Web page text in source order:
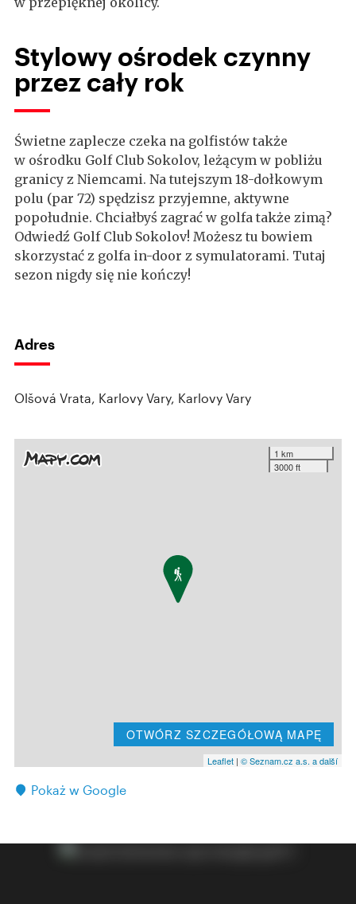
Stylowy ośrodek czynny
przez cały rok
Świetne zaplecze czeka na golfistów także
w ośrodku Golf Club Sokolov, leżącym w pobliżu
granicy z Niemcami. Na tutejszym 18-dołkowym
polu (par 72) spędzisz przyjemne, aktywne
popołudnie. Chciałbyś zagrać w golfa także zimą?
Odwiedź Golf Club Sokolov! Możesz tu bowiem
skorzystać z golfa in-door z symulatorami. Tutaj
sezon nigdy się nie kończy!
Adres
Olšová Vrata, Karlovy Vary, Karlovy Vary
1 km
3000 ft
OTWÓRZ SZCZEGÓŁOWĄ MAPĘ
Leaflet | © Seznam.cz a.s. a další
Pokaż w Google